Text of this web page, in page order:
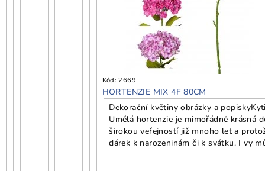
Kód: 2669
HORTENZIE MIX 4F 80CM
Dekorační květiny obrázky a popisky
Umělá hortenzie je mimořádně krásná
širokou veřejností již mnoho let a
dárek k narozeninám či k svátku. I vy